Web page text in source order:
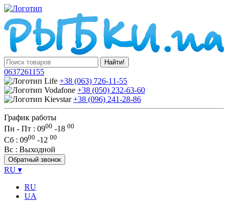
Найти!
0637261155
+38 (063) 726-11-55
+38 (050) 232-63-60
+38 (096) 241-28-86
График работы
Пн - Пт : 0900 -18 00
Сб : 0900 -12 00
Вс : Выходной
Обратный звонок
RU ▾
RU
UA